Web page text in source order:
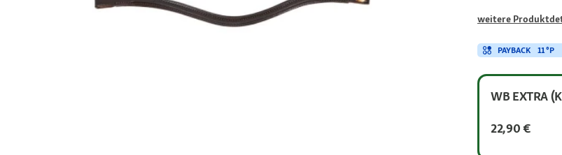
weitere
PAYBACK 11 °P
WB EXTRA
22,90 €